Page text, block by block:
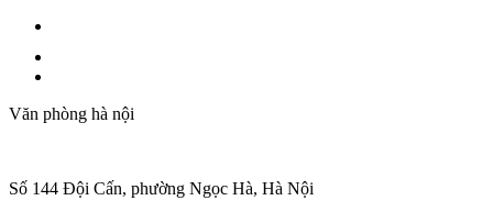
Văn phòng hà nội
Số 144 Đội Cấn, phường Ngọc Hà, Hà Nội